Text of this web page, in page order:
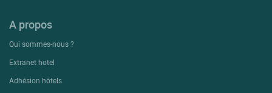
A propos
Qui sommes-nous ?
Extranet hotel
Adhésion hôtels